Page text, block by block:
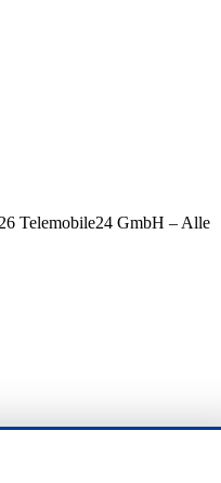
Telemobile24 GmbH – Alle